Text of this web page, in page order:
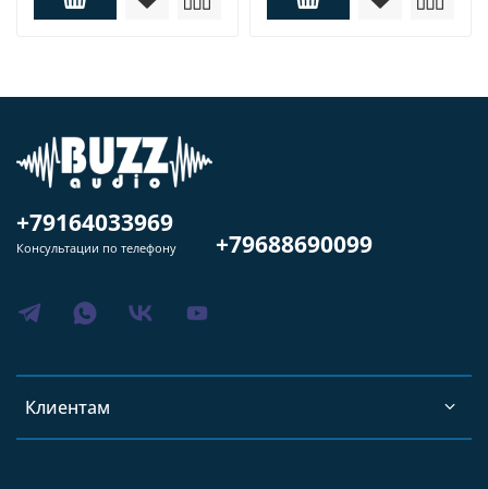
Клиентам
+79164033969
Консультации по телефону +79688690099